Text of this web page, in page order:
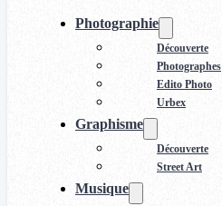
Photographie
Découverte
Photographes
Edito Photo
Urbex
Graphisme
Découverte
Street Art
Musique